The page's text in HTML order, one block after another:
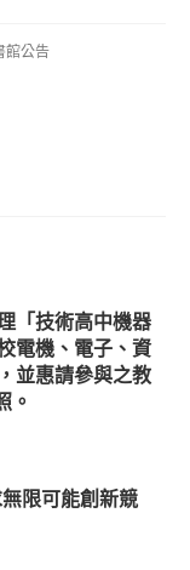
館公告
「技術高中機器
電機、電子、資
並惠請參與之教
。
限可能創新競